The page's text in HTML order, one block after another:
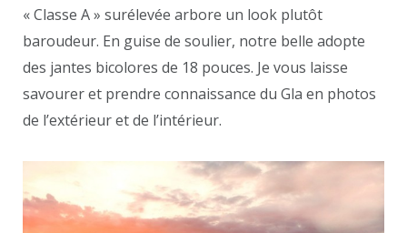
« Classe A » surélevée arbore un look plutôt
baroudeur. En guise de soulier, notre belle adopte
des jantes bicolores de 18 pouces. Je vous laisse
savourer et prendre connaissance du Gla en photos
de l’extérieur et de l’intérieur.